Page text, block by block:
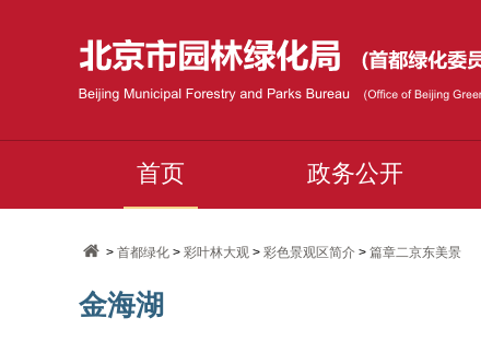
首页 政务公开
>首都绿化 >彩叶林大观 >彩色景观区简介 >篇章二京东美景
金海湖